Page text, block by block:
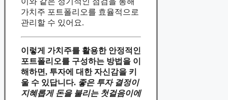
가치주 포트폴리오를 효율적으로
관리할 수 있어요.
이렇게 가치주를 활용한 안정적인
포트폴리오를 구성하는 방법을 이
해하면, 투자에 대한 자신감을 키
울 수 있답니다. 좋은 투자 결정이
지혜롭게 돈을 불리는 첫걸음이에